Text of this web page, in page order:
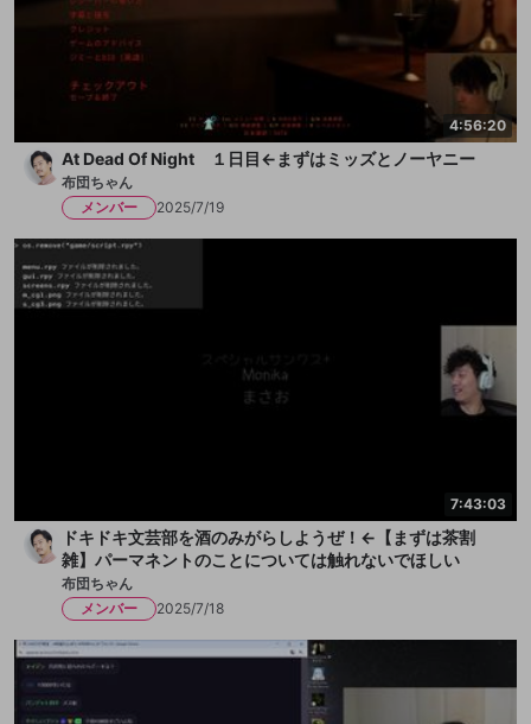
4:56:20
At Dead Of Night １日目←まずはミッズとノーヤニー
布団ちゃん
メンバー
2025/7/19
7:43:03
ドキドキ文芸部を酒のみがらしようぜ！←【まずは茶割
雑】パーマネントのことについては触れないでほしい
布団ちゃん
メンバー
2025/7/18